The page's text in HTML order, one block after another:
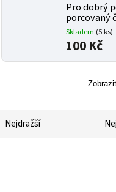
Pro dobrý
porcovaný
Skladem (5 ks)
100 Kč
Nejdražší